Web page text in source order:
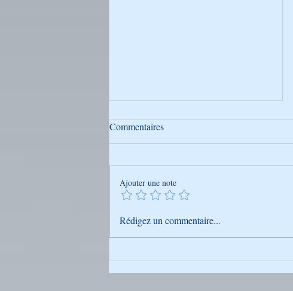
Conseils - Rabbi Nahman de
Commentaires
Ajouter une note
Rédigez un commentaire...